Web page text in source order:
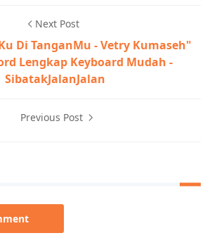
Next Post
Di TanganMu - Vetry Kumaseh"
Lengkap Keyboard Mudah -
SibatakJalanJalan
Previous Post